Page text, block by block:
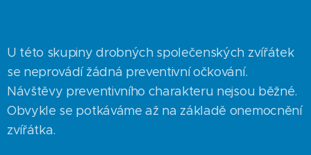
U této skupiny drobných společenských zvířátek
se neprovádí žádná preventivní očkování.
Návštěvy preventivního charakteru nejsou běžné.
Obvykle se potkáváme až na základě onemocnění
zvířátka.